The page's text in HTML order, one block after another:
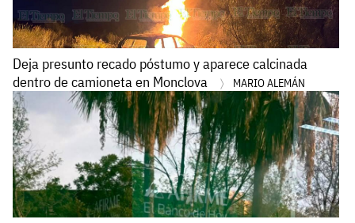
Deja presunto recado póstumo y aparece calcinada
dentro de camioneta en Monclova
MARIO ALEMÁN